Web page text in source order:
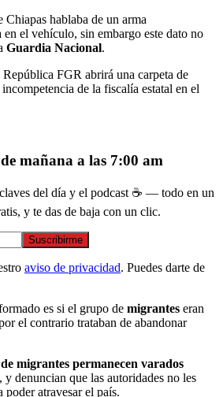
Chiapas hablaba de un arma
en el vehículo, sin embargo este dato no
Guardia Nacional.
FGR abrirá una carpeta de
de la fiscalía estatal en el
mañana a las 7:00 am
del día y el podcast ☕ — todo en un
y te das de baja con un clic.
Suscribirme
aviso de privacidad. Puedes darte de
es si el grupo de migrantes eran
el contrario trataban de abandonar
migrantes permanecen varados
, y denuncian que las autoridades no les
atravesar el país.